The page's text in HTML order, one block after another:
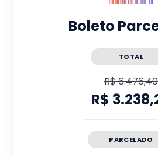
Boleto
TOTAL
R$ 6.476,40
R$
PARCELADO